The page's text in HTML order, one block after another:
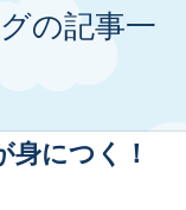
の記事一
につく！